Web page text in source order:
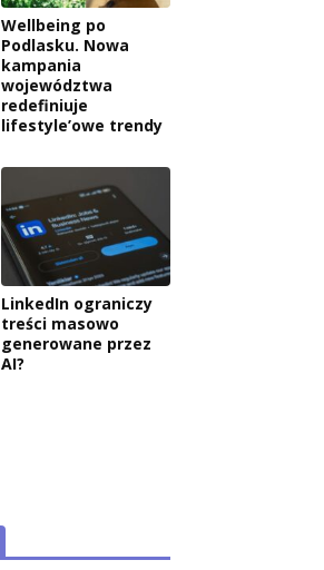
Wellbeing po
Podlasku. Nowa
kampania
województwa
redefiniuje
lifestyle’owe trendy
LinkedIn ograniczy
treści masowo
generowane przez
AI?